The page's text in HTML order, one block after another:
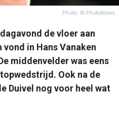
Photo: © PhotoNews
de vloer aan
in Hans Vanaken
middenvelder was eens
Ook na de
Duivel nog voor heel wat